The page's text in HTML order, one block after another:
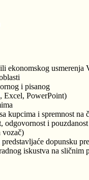
ekonomskog usmerenja
i pisanog
Excel, PowerPoint)
kupcima i spremnost na
odgovornost i pouzdanost
vozač)
dopunsku
iskustva na sličnim